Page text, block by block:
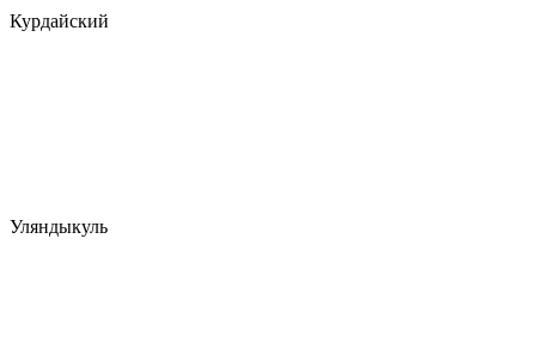
Курдайский
Уляндыкуль